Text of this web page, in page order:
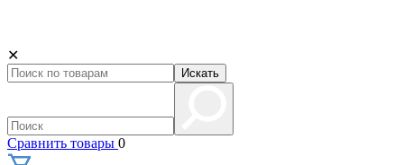
✕
Искать
Сравнить товары 0